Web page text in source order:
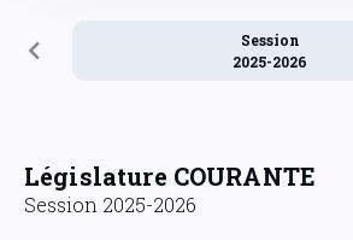
Session
2025-2026
Législature COURANTE
Session 2025-2026